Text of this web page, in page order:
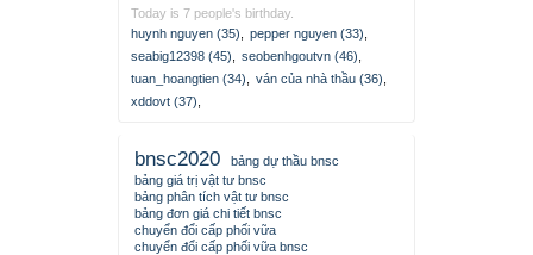
Today is 7 people's birthday.
huynh nguyen (35)
pepper nguyen (33)
seabig12398 (45)
seobenhgoutvn (46)
tuan_hoangtien (34)
ván của nhà thầu (36)
xddovt (37)
bnsc2020
bảng dự thầu bnsc
bảng giá trị vật tư bnsc
bảng phân tích vật tư bnsc
bảng đơn giá chi tiết bnsc
chuyển đổi cấp phối vữa
chuyển đổi cấp phối vữa bnsc